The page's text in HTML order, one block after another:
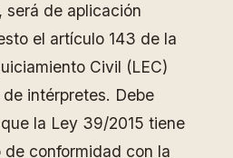
será de aplicación
el artículo 143 de la
Civil (LEC)
intérpretes. Debe
la Ley 39/2015 tiene
conformidad con la